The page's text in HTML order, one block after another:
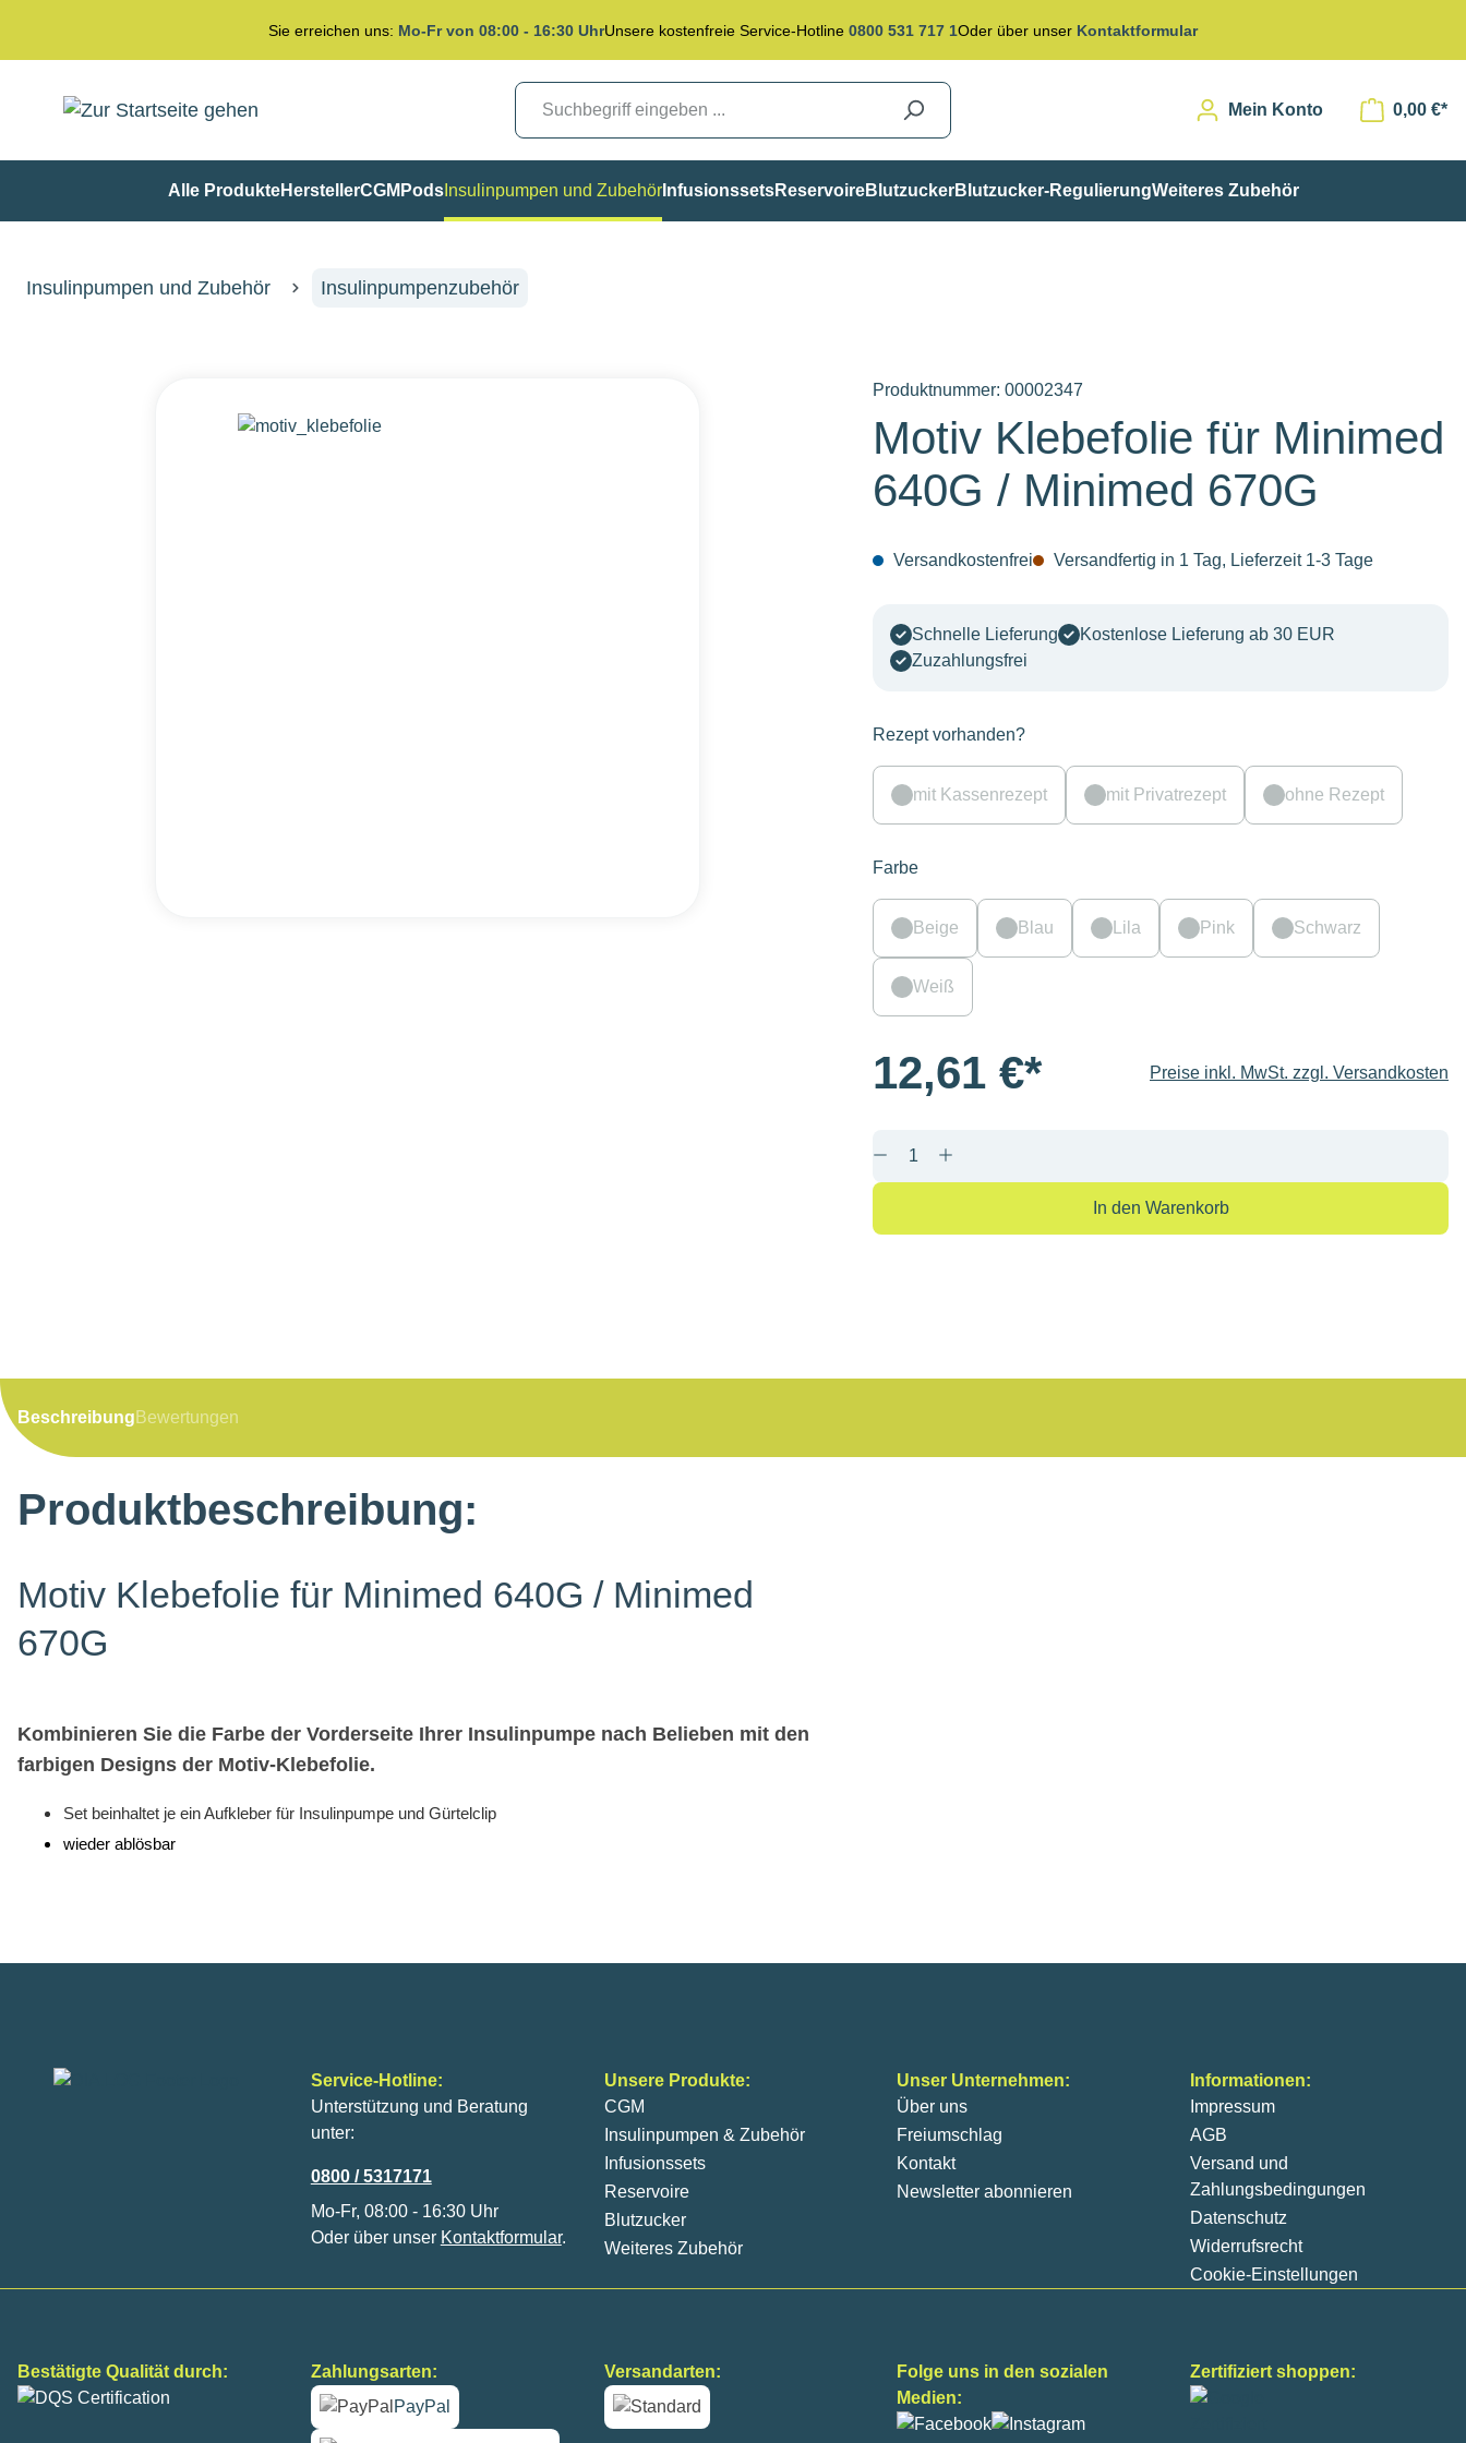
Zur Hauptnavigation springen
Sie erreichen uns: Mo-Fr von 08:00 - 16:30 UhrUnsere kostenfreie Service-Hotline 0800 531 717 1Oder über unser Kontaktformular
Mein Konto 0,00 €*
Alle ProdukteHerstellerCGM PodsInsulinpumpen und ZubehörInfusionssetsReservoireBlutzuckerBlutzucker-RegulierungWeiteres Zubehör
Insulinpumpen und Zubehör Insulinpumpenzubehör
Produktnummer: 00002347
Motiv Klebefolie für Minimed
640G / Minimed 670G
Versandkostenfrei Versandfertig in 1 Tag, Lieferzeit 1-3 Tage
Schnelle Lieferung
Kostenlose Lieferung ab 30 EUR
Zuzahlungsfrei
Rezept vorhanden?
mit Kassenrezept mit Privatrezept ohne Rezept
Farbe
Beige Blau Lila Pink Schwarz
Weiß
12,61 €* Preise inkl. MwSt. zzgl. Versandkosten
Produkt Anzahl: Gib den gewünschten Wert ein
In den Warenkorb
Beschreibung Bewertungen
Produktbeschreibung:
Motiv Klebefolie für Minimed 640G / Minimed
670G
Kombinieren Sie die Farbe der Vorderseite Ihrer Insulinpumpe nach Belieben mit den
farbigen Designs der Motiv-Klebefolie.
Set beinhaltet je ein Aufkleber für Insulinpumpe und Gürtelclip
wieder ablösbar
Service-Hotline:
Unterstützung und Beratung
unter:
0800 / 5317171
Mo-Fr, 08:00 - 16:30 Uhr
Oder über unser Kontaktformular.
Unsere Produkte:
CGM
Insulinpumpen & Zubehör
Infusionssets
Reservoire
Blutzucker
Weiteres Zubehör
Unser Unternehmen:
Über uns
Freiumschlag
Kontakt
Newsletter abonnieren
Informationen:
Impressum
AGB
Versand und
Zahlungsbedingungen
Datenschutz
Widerrufsrecht
Cookie-Einstellungen
Bestätigte Qualität durch:
Zahlungsarten:
PayPal
Versandarten:
Folge uns in den sozialen
Medien:
Zertifiziert shoppen: